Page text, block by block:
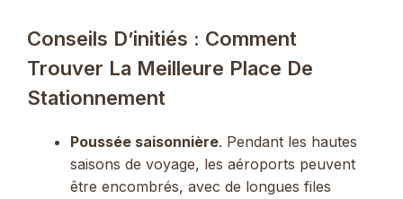
Conseils D’initiés : Comment
Trouver La Meilleure Place De
Stationnement
Poussée saisonnière. Pendant les hautes
saisons de voyage, les aéroports peuvent
être encombrés, avec de longues files